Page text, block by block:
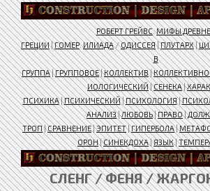
РОБЕРТ ГРЕЙВС.МИФЫ
ГРЕЦИИ|ГОМЕР.ИЛИАДА/ОДИССЕЯ|ПЛУТАРХ|
В
ГРУППА|ГРУППОВОЕ|КОЛЛЕКТИВ|
ИОЛОГИЧЕСКИЙ|СЕНЕКА|
ПСИХИКА|ПСИХИЧЕСКИЙ|ПСИХОЛОГИЯ|
АНАЛИЗ|ЛЮБОВЬ|ПРАВО|
ТРОП|СРАВНЕНИЕ|ЭПИТЕТ|ГИПЕРБОЛА|
ОРОН|СИНЕКДОХА|ЯЗЫК|
СЛЕНГ / ФЕНЯ /